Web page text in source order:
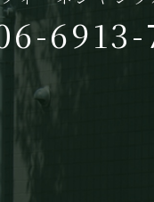
6913-